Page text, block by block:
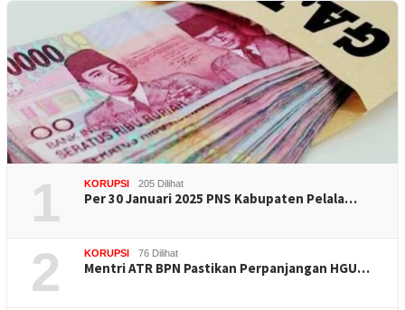
1 KORUPSI 205 Dilihat
Per 30 Januari 2025 PNS Kabupaten Pelala…
2 KORUPSI 76 Dilihat
Mentri ATR BPN Pastikan Perpanjangan HGU…